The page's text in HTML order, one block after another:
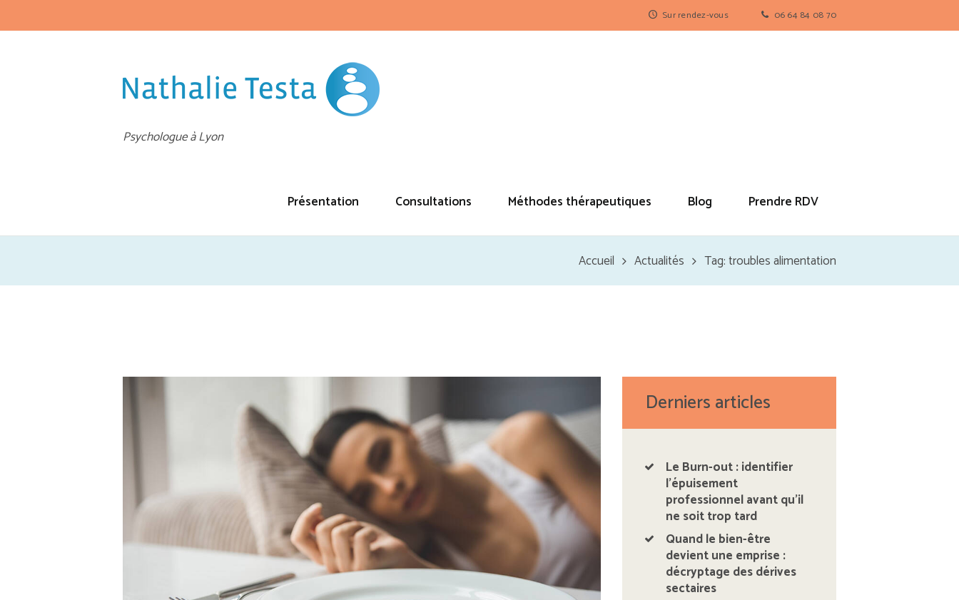
06 64 84 08 70
Sur rendez-vous
Psychologue à Lyon
Présentation Consultations Méthodes thérapeutiques Blog Prendre RDV
Accueil Actualités Tag: troubles alimentation
Derniers articles
Le Burn-out : identifier
l’épuisement
professionnel avant qu’il
ne soit trop tard
Quand le bien-être
devient une emprise :
décryptage des dérives
sectaires